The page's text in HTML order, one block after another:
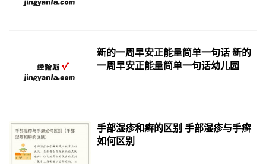
新的一周早安正能量简单一句话 新的
一周早安正能量简单一句话幼儿园
手部湿疹和癣的区别 手部湿疹与手癣
如何区别